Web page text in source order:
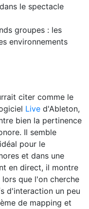
le spectacle
groupes : les
environnements
citer comme le
Live d'Ableton,
bien la pertinence
Il semble
pour le
et dans une
en direct, il montre
que l'on cherche
d'interaction un peu
de mapping et